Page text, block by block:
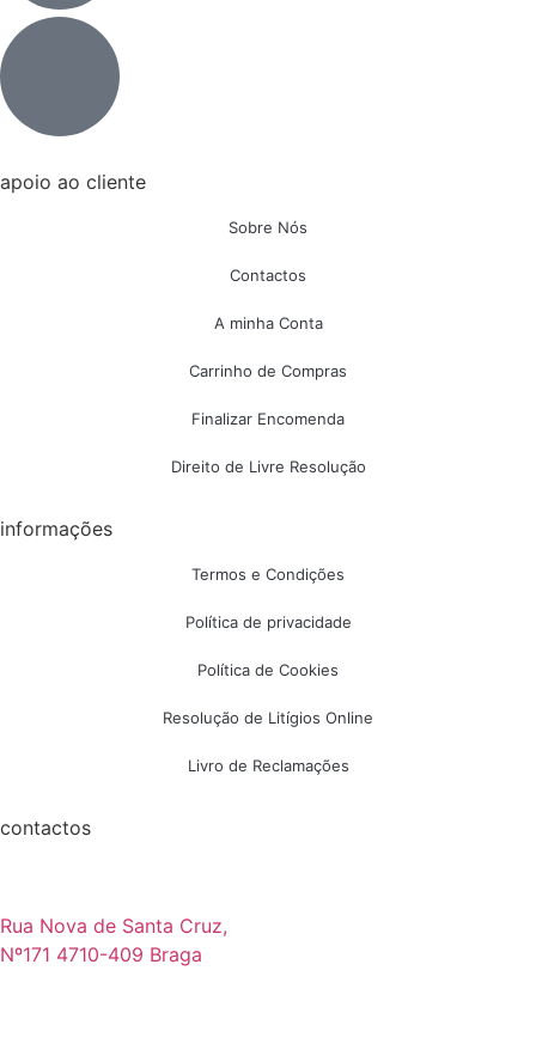
apoio ao cliente
Sobre Nós
Contactos
A minha Conta
Carrinho de Compras
Finalizar Encomenda
Direito de Livre Resolução
informações
Termos e Condições
Política de privacidade
Política de Cookies
Resolução de Litígios Online
Livro de Reclamações
contactos
Rua Nova de Santa Cruz,
Nº171 4710-409 Braga